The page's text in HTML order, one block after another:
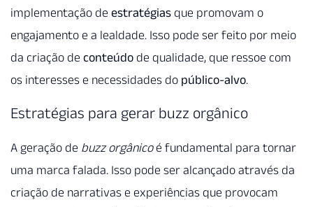
implementação de estratégias que promovam o
engajamento e a lealdade. Isso pode ser feito por meio
da criação de conteúdo de qualidade, que ressoe com
os interesses e necessidades do público-alvo.
Estratégias para gerar buzz orgânico
A geração de buzz orgânicoé fundamental para tornar
uma marca falada. Isso pode ser alcançado através da
criação de narrativas e experiências que provocam